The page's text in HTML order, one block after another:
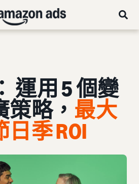
運用 5 個變
策略， 最大
季 ROI